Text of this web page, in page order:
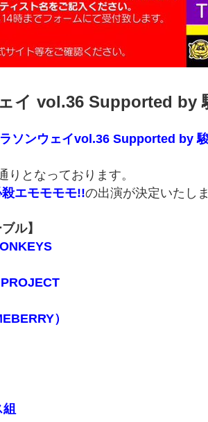
イ vol.36 Supported by
ソンウェイvol.36 Supported by 駿
りとなっております。
殺エモモモモ!!の出演が決定いたしま
ル】
）